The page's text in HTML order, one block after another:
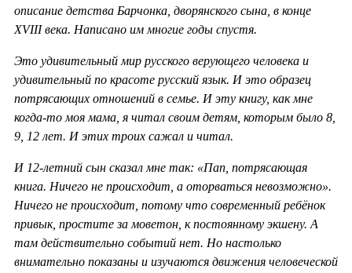
описание детства Барчонка, дворянского сына, в конце
XVIII века. Написано им многие годы спустя.
Это удивительный мир русского верующего человека и
удивительный по красоте русский язык. И это образец
потрясающих отношений в семье. И эту книгу, как мне
когда-то моя мама, я читал своим детям, которым было 8,
9, 12 лет. И этих троих сажал и читал.
И 12-летний сын сказал мне так: «Пап, потрясающая
книга. Ничего не происходит, а оторваться невозможно».
Ничего не происходит, потому что современный ребёнок
привык, простите за моветон, к постоянному экшену. А
там действительно событий нет. Но настолько
внимательно показаны и изучаются движения человеческой